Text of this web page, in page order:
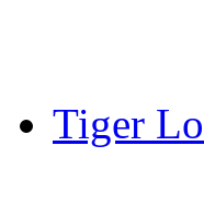
Tiger